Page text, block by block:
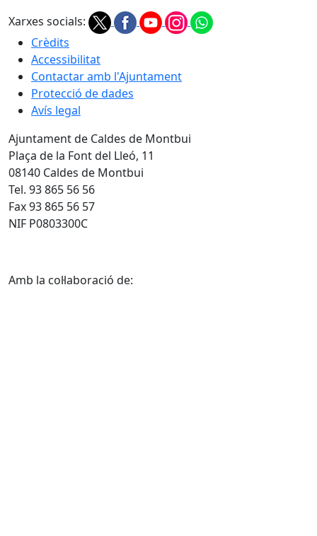
Xarxes socials:
Crèdits
Accessibilitat
Contactar amb l'Ajuntament
Protecció de dades
Avís legal
Ajuntament de Caldes de Montbui
Plaça de la Font del Lleó, 11
08140 Caldes de Montbui
Tel. 93 865 56 56
Fax 93 865 56 57
NIF P0803300C
Amb la col·laboració de: